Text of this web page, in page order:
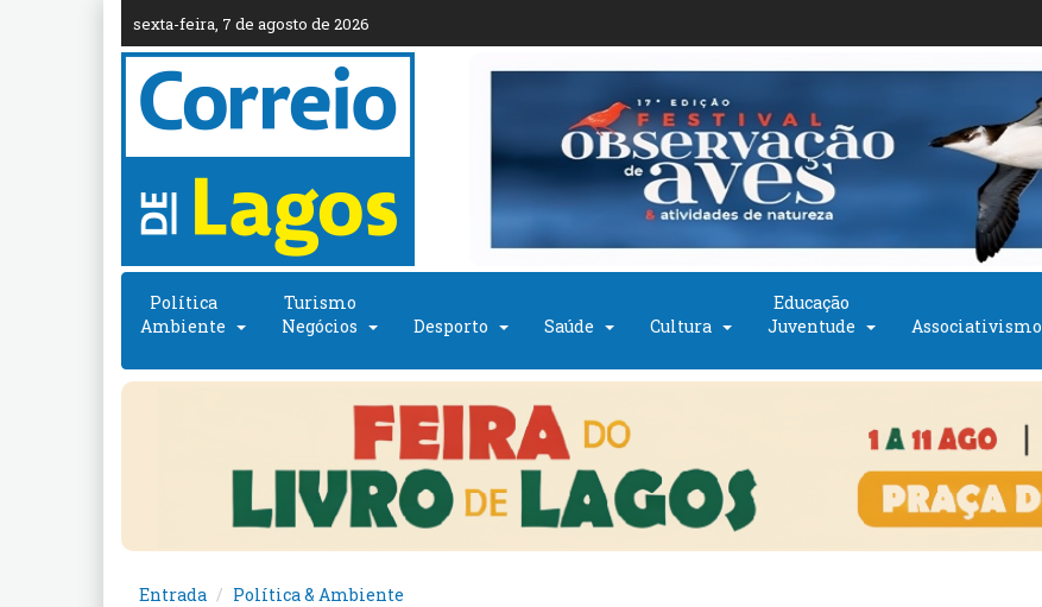
sexta-feira, 7 de agosto de 2026
Política
Ambiente
Turismo
Negócios
Desporto Saúde Cultura
Educação
Juventude
Associativismo
Entrada Política & Ambiente